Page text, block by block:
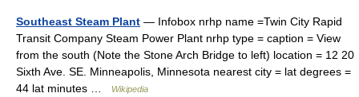
Southeast Steam Plant — Infobox nrhp name =Twin City Rapid
Transit Company Steam Power Plant nrhp type = caption = View
from the south (Note the Stone Arch Bridge to left) location = 12 20
Sixth Ave. SE. Minneapolis, Minnesota nearest city = lat degrees =
44 lat minutes …
Wikipedia